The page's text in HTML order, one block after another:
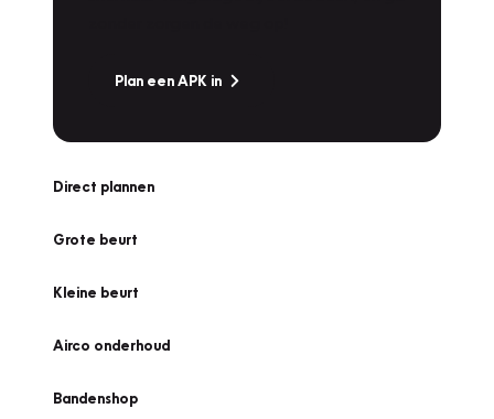
Plan een APK in
Direct plannen
Grote beurt
Kleine beurt
Airco onderhoud
Bandenshop